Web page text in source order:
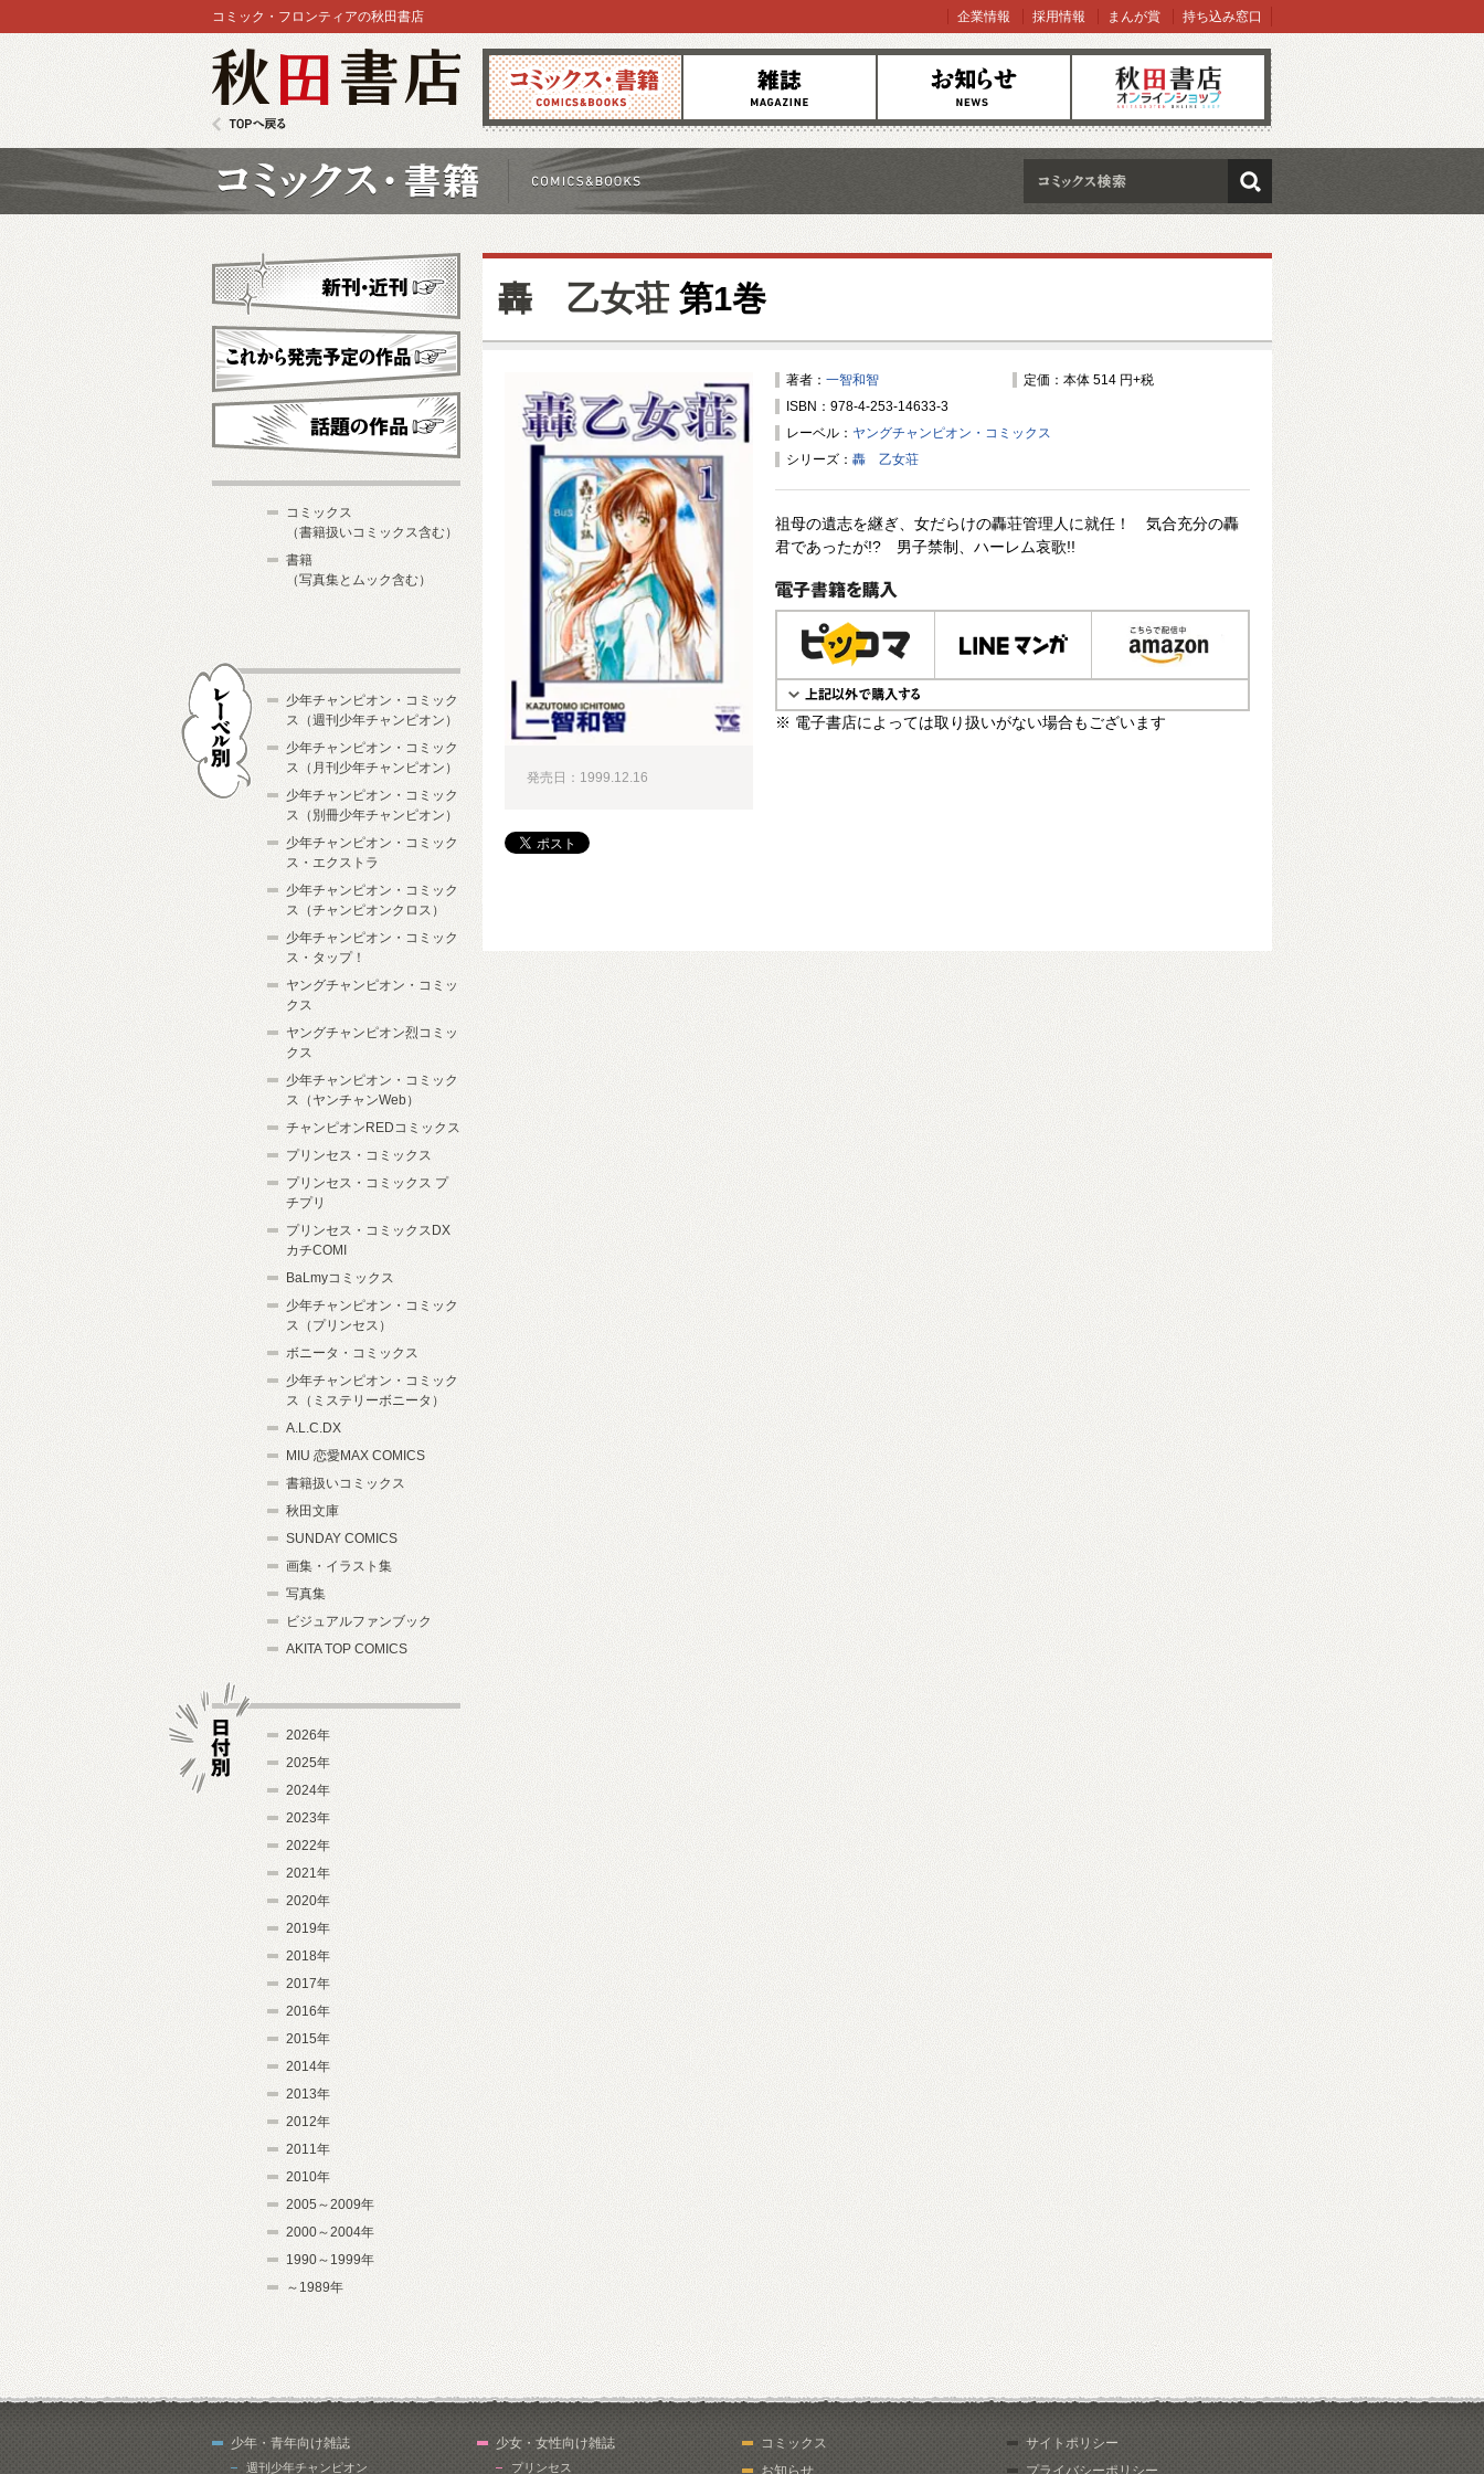
コミックス 雑誌 お知らせ オンラインショップ
コミック・フロンティアの秋田書店 企業情報 採用情報 まんが賞 持ち込み窓口
検索
轟 乙女荘 第1巻
著者： 一智和智
定価：本体 514 円+税
ISBN：978-4-253-14633-3
レーベル： ヤングチャンピオン・コミックス
シリーズ： 轟 乙女荘
祖母の遺志を継ぎ、女だらけの轟荘管理人に就任！ 気合充分の轟
君であったが!? 男子禁制、ハーレム哀歌!!
電子書籍で購入
※ 電子書店によっては取り扱いがない場合もございます
発売日：1999.12.16
新刊・近刊
これから発売予定
コミックス
（書籍扱いコミックス含む）
書籍
（写真集とムック含む）
少年チャンピオン・コミック
ス（週刊少年チャンピオン）
少年チャンピオン・コミック
ス（月刊少年チャンピオン）
少年チャンピオン・コミック
ス（別冊少年チャンピオン）
少年チャンピオン・コミック
ス・エクストラ
少年チャンピオン・コミック
ス（チャンピオンクロス）
少年チャンピオン・コミック
ス・タップ！
ヤングチャンピオン・コミッ
クス
ヤングチャンピオン烈コミッ
クス
少年チャンピオン・コミック
ス（ヤンチャンWeb）
チャンピオンREDコミックス
プリンセス・コミックス
プリンセス・コミックス プ
チプリ
プリンセス・コミックスDX
カチCOMI
BaLmyコミックス
少年チャンピオン・コミック
ス（プリンセス）
ボニータ・コミックス
少年チャンピオン・コミック
ス（ミステリーボニータ）
A.L.C.DX
MIU 恋愛MAX COMICS
書籍扱いコミックス
秋田文庫
SUNDAY COMICS
画集・イラスト集
写真集
ビジュアルファンブック
AKITA TOP COMICS
2026年
2025年
2024年
2023年
2022年
2021年
2020年
2019年
2018年
2017年
2016年
2015年
2014年
2013年
2012年
2011年
2010年
2005～2009年
2000～2004年
1990～1999年
～1989年
少年・青年向け雑誌
週刊少年チャンピオン
少女・女性向け雑誌
プリンセス
コミックス
お知らせ
サイトポリシー
プライバシーポリシー